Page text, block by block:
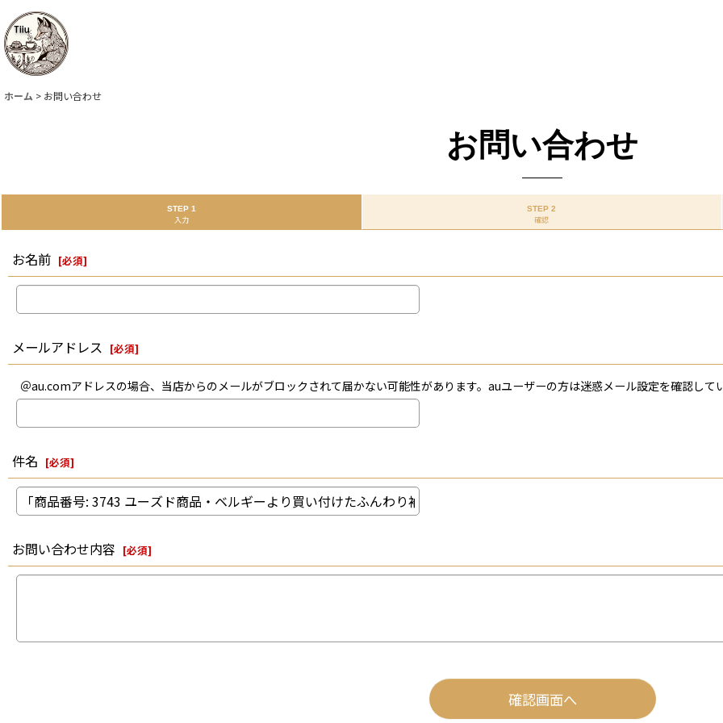
ホーム > お問い合わせ
お問い合わせ
STEP 1
入力
STEP 2
確認
お名前 [必須]
メールアドレス [必須]
＠au.comアドレスの場合、当店からのメールがブロックされて届かない可能性があります。auユーザーの方は迷惑メール設定を確認して
件名 [必須]
お問い合わせ内容 [必須]
確認画面へ